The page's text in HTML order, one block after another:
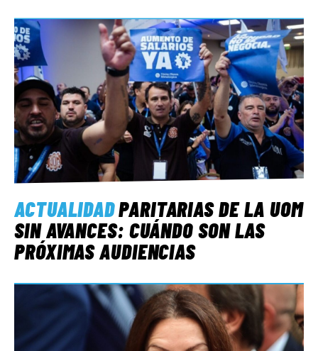
ACTUALIDADPARITARIAS DE LA UOM
SIN AVANCES: CUÁNDO SON LAS
PRÓXIMAS AUDIENCIAS